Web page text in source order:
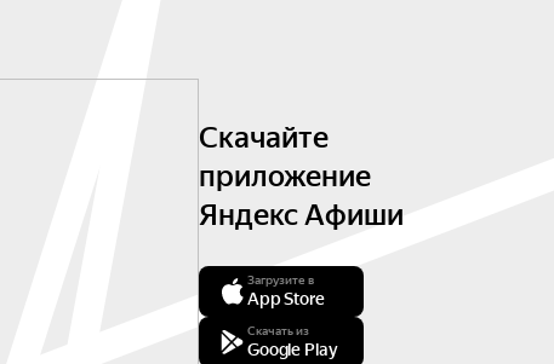
Скачайте
приложение
Яндекс Афиши
Загрузите в
App Store
Скачать из
Google Play